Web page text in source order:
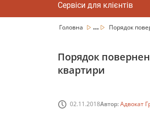
Сервіси для клієнтів
Головна ... Порядок
Порядок
квартири
02.11.2018Автор:Адвокат